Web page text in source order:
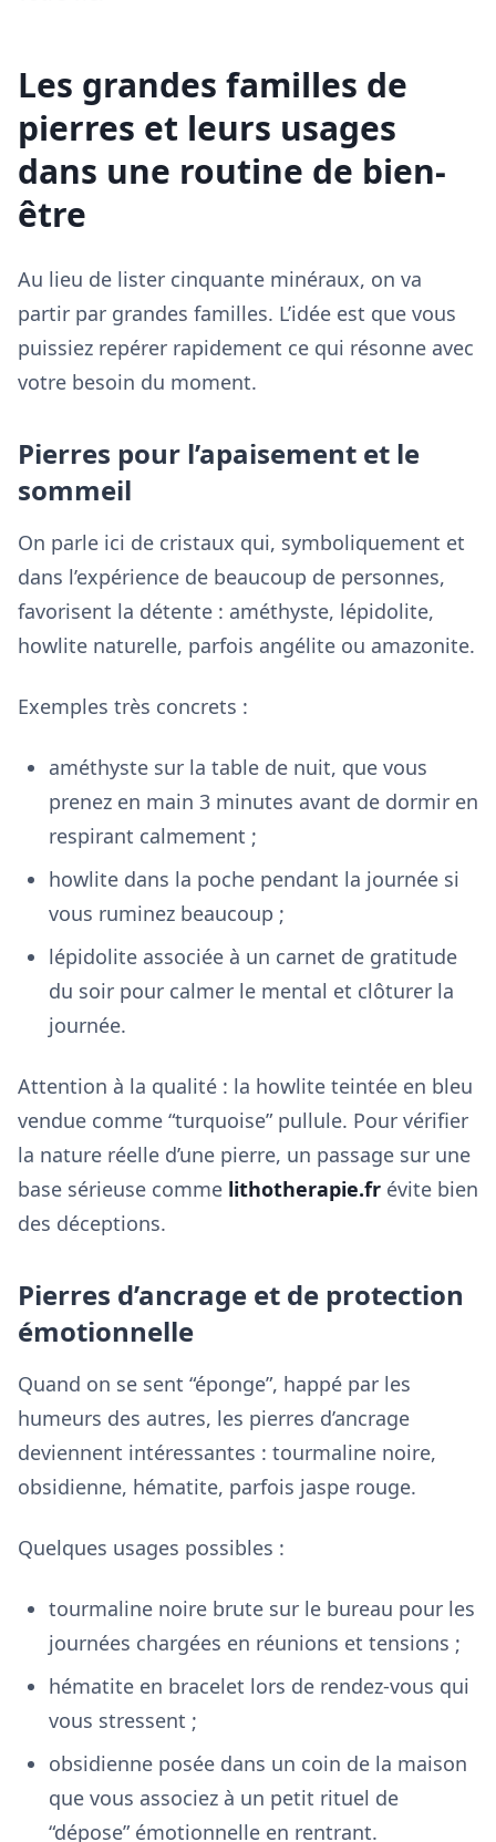
Les grandes familles de
pierres et leurs usages
dans une routine de bien-
être
Au lieu de lister cinquante minéraux, on va
partir par grandes familles. L’idée est que vous
puissiez repérer rapidement ce qui résonne avec
votre besoin du moment.
Pierres pour l’apaisement et le
sommeil
On parle ici de cristaux qui, symboliquement et
dans l’expérience de beaucoup de personnes,
favorisent la détente : améthyste, lépidolite,
howlite naturelle, parfois angélite ou amazonite.
Exemples très concrets :
améthyste sur la table de nuit, que vous
prenez en main 3 minutes avant de dormir en
respirant calmement ;
howlite dans la poche pendant la journée si
vous ruminez beaucoup ;
lépidolite associée à un carnet de gratitude
du soir pour calmer le mental et clôturer la
journée.
Attention à la qualité : la howlite teintée en bleu
vendue comme “turquoise” pullule. Pour vérifier
la nature réelle d’une pierre, un passage sur une
base sérieuse comme lithotherapie.fr évite bien
des déceptions.
Pierres d’ancrage et de protection
émotionnelle
Quand on se sent “éponge”, happé par les
humeurs des autres, les pierres d’ancrage
deviennent intéressantes : tourmaline noire,
obsidienne, hématite, parfois jaspe rouge.
Quelques usages possibles :
tourmaline noire brute sur le bureau pour les
journées chargées en réunions et tensions ;
hématite en bracelet lors de rendez-vous qui
vous stressent ;
obsidienne posée dans un coin de la maison
que vous associez à un petit rituel de
“dépose” émotionnelle en rentrant.